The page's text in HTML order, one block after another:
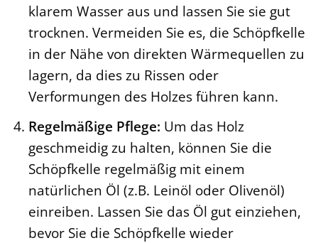
klarem Wasser aus und lassen Sie sie gut
trocknen. Vermeiden Sie es, die Schöpfkelle
in der Nähe von direkten Wärmequellen zu
lagern, da dies zu Rissen oder
Verformungen des Holzes führen kann.
Regelmäßige Pflege: Um das Holz
geschmeidig zu halten, können Sie die
Schöpfkelle regelmäßig mit einem
natürlichen Öl (z.B. Leinöl oder Olivenöl)
einreiben. Lassen Sie das Öl gut einziehen,
bevor Sie die Schöpfkelle wieder